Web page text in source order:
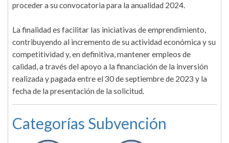
proceder a su convocatoria para la anualidad 2024.
La finalidad es facilitar las iniciativas de emprendimiento,
contribuyendo al incremento de su actividad económica y su
competitividad y, en definitiva, mantener empleos de
calidad, a través del apoyo a la financiación de la inversión
realizada y pagada entre el 30 de septiembre de 2023 y la
fecha de la presentación de la solicitud.
Categorías Subvención